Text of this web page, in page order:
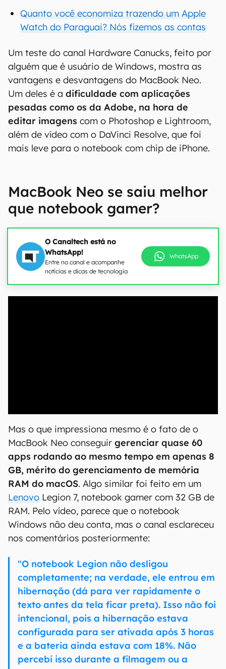
Quanto você economiza trazendo um Apple
Watch do Paraguai? Nós fizemos as contas
Um teste do canal Hardware Canucks, feito por
alguém que é usuário de Windows, mostra as
vantagens e desvantagens do MacBook Neo.
Um deles é a dificuldade com aplicações
pesadas como os da Adobe, na hora de
editar imagens com o Photoshop e Lightroom,
além de vídeo com o DaVinci Resolve, que foi
mais leve para o notebook com chip de iPhone.
MacBook Neo se saiu melhor
que notebook gamer?
O Canaltech está no
WhatsApp!
Entre no canal e acompanhe
notícias e dicas de tecnologia
WhatsApp
Mas o que impressiona mesmo é o fato de o
MacBook Neo conseguir gerenciar quase 60
apps rodando ao mesmo tempo em apenas 8
GB, mérito do gerenciamento de memória
RAM do macOS. Algo similar foi feito em um
Lenovo Legion 7, notebook gamer com 32 GB de
RAM. Pelo vídeo, parece que o notebook
Windows não deu conta, mas o canal esclareceu
nos comentários posteriormente:
"O notebook Legion não desligou
completamente; na verdade, ele entrou em
hibernação (dá para ver rapidamente o
texto antes da tela ficar preta). Isso não foi
intencional, pois a hibernação estava
configurada para ser ativada após 3 horas
e a bateria ainda estava com 18%. Não
percebi isso durante a filmagem ou a